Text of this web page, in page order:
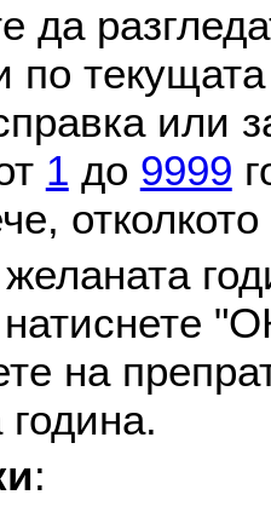
да
по
или
1 до 9999
натиснете
на
: